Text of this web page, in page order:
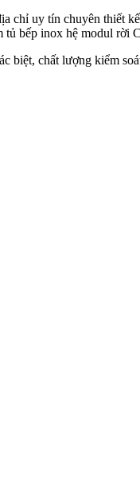
chỉ uy tín chuyên thiết
tủ bếp inox hệ modul rời
chất lượng kiểm